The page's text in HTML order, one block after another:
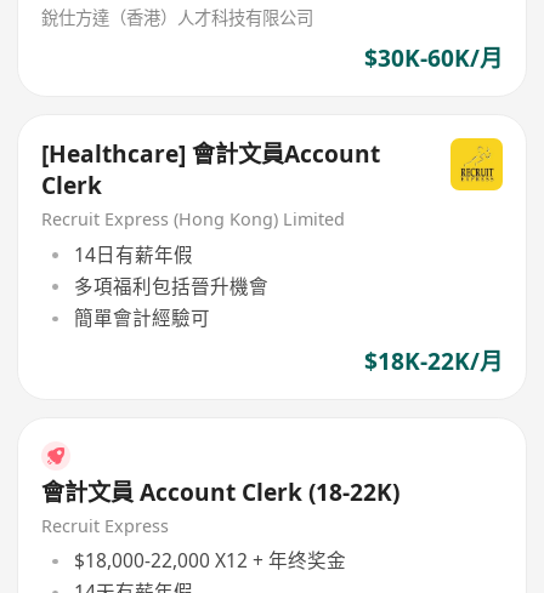
銳仕方達（香港）人才科技有限公司
$30K-60K/月
[Healthcare] 會計文員Account
Clerk
Recruit Express (Hong Kong) Limited
14日有薪年假
多項福利包括晉升機會
簡單會計經驗可
$18K-22K/月
會計文員 Account Clerk (18-22K)
Recruit Express
$18,000-22,000 X12 + 年终奖金